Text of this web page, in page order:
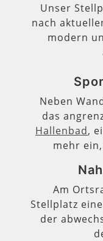
Unser
nach
modern
Neben
das
Hallenbad,
mehr
Am
Stellplatz
der